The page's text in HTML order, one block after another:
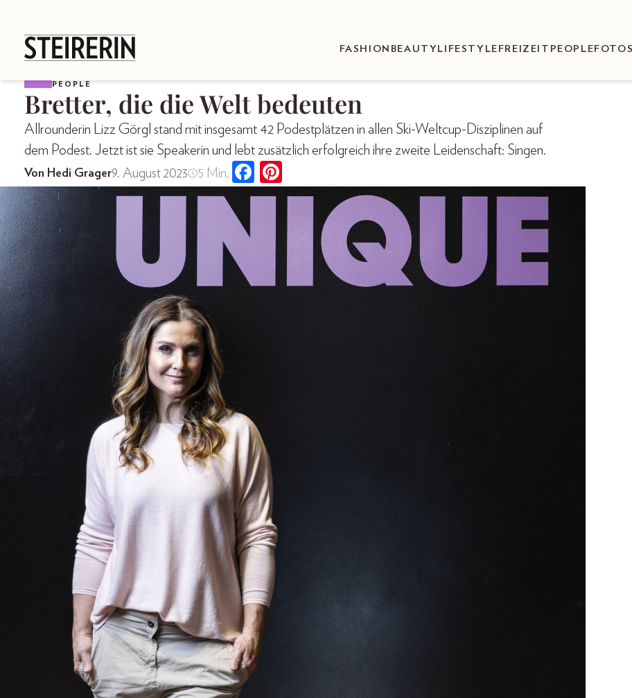
FASHION BEAUTY LIFESTYLE FREIZEIT PEOPLE FOTOS
PEOPLE
Bretter, die die Welt bedeuten
Allrounderin Lizz Görgl stand mit insgesamt 42 Podestplätzen in allen Ski-Weltcup-Disziplinen auf
dem Podest. Jetzt ist sie Speakerin und lebt zusätzlich erfolgreich ihre zweite Leidenschaft: Singen.
Von Hedi Grager9. August 2023 5 Min.